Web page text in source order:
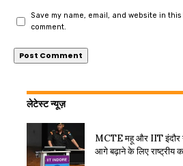
Save my name, email, and website in
comment.
लेटेस्ट न्यूज़
MCTE महू और IIT इंदौर ने
आगे बढ़ाने के लिए राष्ट्रीय